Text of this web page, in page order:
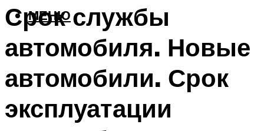
МЕНЮ
Срок службы
автомобиля. Новые
автомобили. Срок
эксплуатации